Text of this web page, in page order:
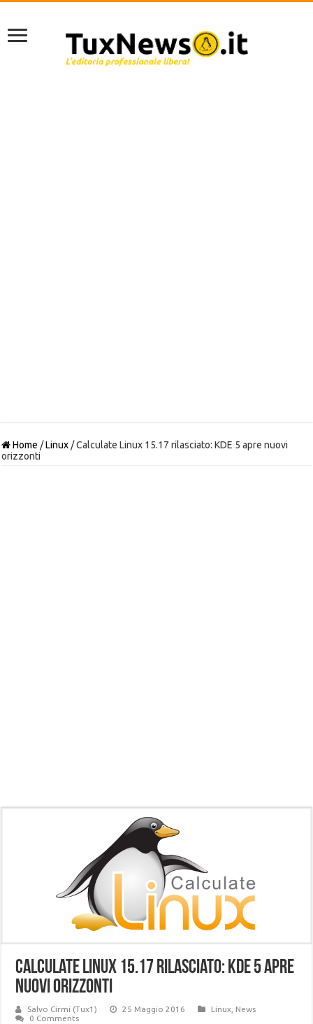
Home /Linux /Calculate Linux 15.17 rilasciato: KDE 5 apre nuovi
orizzonti
Calculate Linux 15.17 rilasciato: KDE 5 apre
nuovi orizzonti
Salvo Cirmi (Tux1) 25 Maggio 2016 Linux News
0 Comments